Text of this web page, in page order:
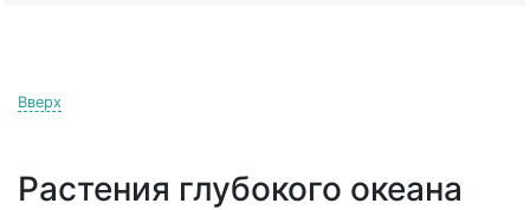
Вверх
Растения глубокого океана